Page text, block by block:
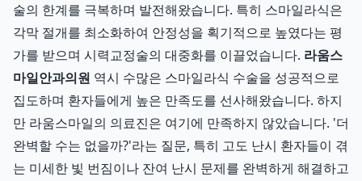
술의 한계를 극복하며 발전해왔습니다. 특히 스마일라식은
각막 절개를 최소화하여 안정성을 획기적으로 높였다는 평
가를 받으며 시력교정술의 대중화를 이끌었습니다. 라움스
마일안과의원 역시 수많은 스마일라식 수술을 성공적으로
집도하며 환자들에게 높은 만족도를 선사해왔습니다. 하지
만 라움스마일의 의료진은 여기에 만족하지 않았습니다. '더
완벽할 수는 없을까?'라는 질문, 특히 고도 난시 환자들이 겪
는 미세한 빛 번짐이나 잔여 난시 문제를 완벽하게 해결하고